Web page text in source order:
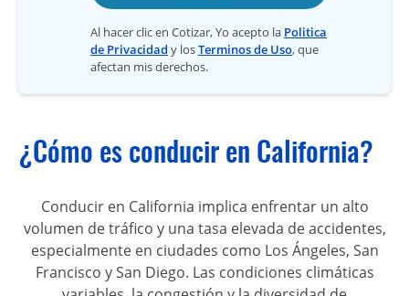
Al hacer clic en Cotizar, Yo acepto la Politica
de Privacidad y losTerminos de Uso, que
afectan mis derechos.
¿Cómo es conducir en California?
Conducir en California implica enfrentar un alto
volumen de tráfico y una tasa elevada de accidentes,
especialmente en ciudades como Los Ángeles, San
Francisco y San Diego. Las condiciones climáticas